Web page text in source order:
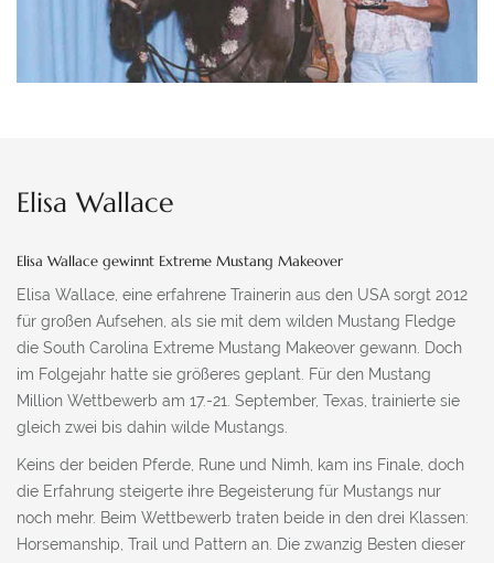
Elisa Wallace
Elisa Wallace gewinnt Extreme Mustang Makeover
Elisa Wallace, eine erfahrene Trainerin aus den USA sorgt 2012
für großen Aufsehen, als sie mit dem wilden Mustang Fledge
die South Carolina Extreme Mustang Makeover gewann. Doch
im Folgejahr hatte sie größeres geplant. Für den Mustang
Million Wettbewerb am 17.-21. September, Texas, trainierte sie
gleich zwei bis dahin wilde Mustangs.
Keins der beiden Pferde, Rune und Nimh, kam ins Finale, doch
die Erfahrung steigerte ihre Begeisterung für Mustangs nur
noch mehr. Beim Wettbewerb traten beide in den drei Klassen:
Horsemanship, Trail und Pattern an. Die zwanzig Besten dieser